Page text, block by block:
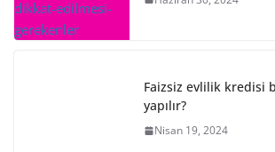
Faizsiz evlilik kredisi
yapılır?
Nisan 19, 2024